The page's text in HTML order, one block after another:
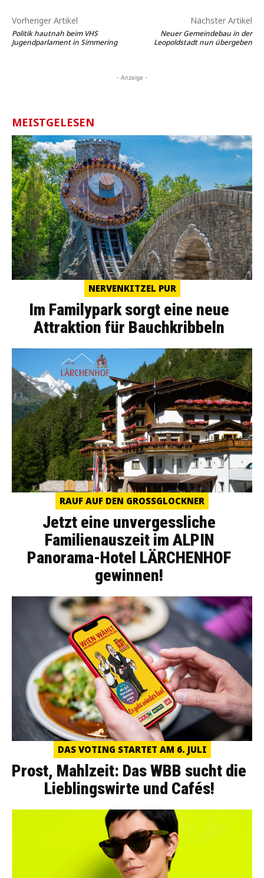
Vorheriger Artikel
Politik hautnah beim VHS
Jugendparlament in Simmering
Nächster Artikel
Neuer Gemeindebau in der
Leopoldstadt nun übergeben
- Anzeige -
MEISTGELESEN
NERVENKITZEL PUR
Im Familypark sorgt eine neue
Attraktion für Bauchkribbeln
RAUF AUF DEN GROSSGLOCKNER
Jetzt eine unvergessliche
Familienauszeit im ALPIN
Panorama-Hotel LÄRCHENHOF
gewinnen!
DAS VOTING STARTET AM 6. JULI
Prost, Mahlzeit: Das WBB sucht die
Lieblingswirte und Cafés!